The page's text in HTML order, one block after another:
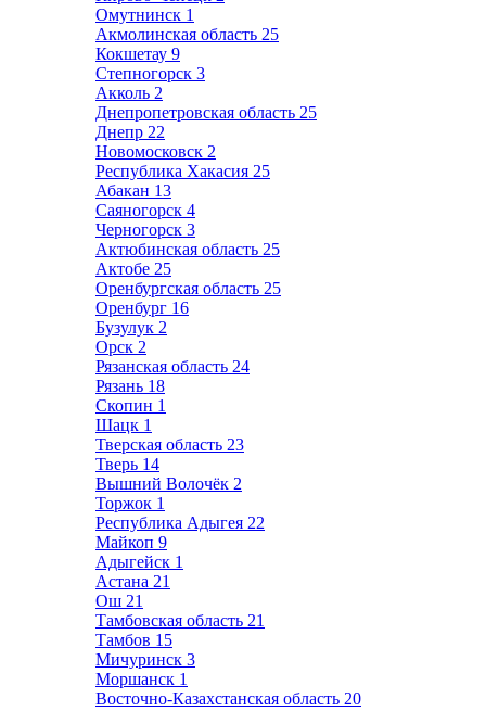
Омутнинск 1
Акмолинская область 25
Кокшетау 9
Степногорск 3
Акколь 2
Днепропетровская область 25
Днепр 22
Новомосковск 2
Республика Хакасия 25
Абакан 13
Саяногорск 4
Черногорск 3
Актюбинская область 25
Актобе 25
Оренбургская область 25
Оренбург 16
Бузулук 2
Орск 2
Рязанская область 24
Рязань 18
Скопин 1
Шацк 1
Тверская область 23
Тверь 14
Вышний Волочёк 2
Торжок 1
Республика Адыгея 22
Майкоп 9
Адыгейск 1
Астана 21
Ош 21
Тамбовская область 21
Тамбов 15
Мичуринск 3
Моршанск 1
Восточно-Казахстанская область 20